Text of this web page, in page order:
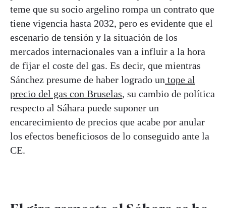
teme que su socio argelino rompa un contrato que
tiene vigencia hasta 2032, pero es evidente que el
escenario de tensión y la situación de los
mercados internacionales van a influir a la hora
de fijar el coste del gas. Es decir, que mientras
Sánchez presume de haber logrado un tope al
precio del gas con Bruselas, su cambio de política
respecto al Sáhara puede suponer un
encarecimiento de precios que acabe por anular
los efectos beneficiosos de lo conseguido ante la
CE.